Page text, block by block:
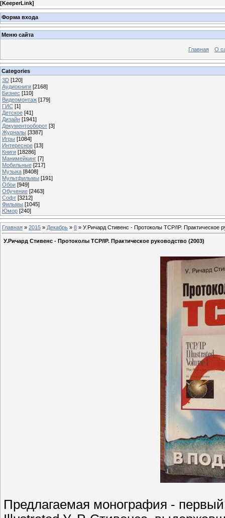
[KeeperLink]
Форма входа
Меню сайта
Главная О
Categories
3D [120]
Аудиокниги [2168]
Бизнес [110]
Видеомонтаж [179]
ГИС [1]
Детское [41]
Дизайн [1941]
Документооборот [3]
Журналы [3387]
Игры [1084]
Интересное [13]
Книги [18286]
Манимейкинг [7]
Мобильные [217]
Музыка [8408]
Мультфильмы [191]
Обои [949]
Обучение [2463]
Софт [3212]
Фильмы [1045]
Юмор [240]
Главная » 2015 » Декабрь » 8 » У.Ричард Стивенс - Протоколы TCP/IP. Практическое
У.Ричард Стивенс - Протоколы TCP/IP. Практическое руководство (2003)
Предлагаемая монография -